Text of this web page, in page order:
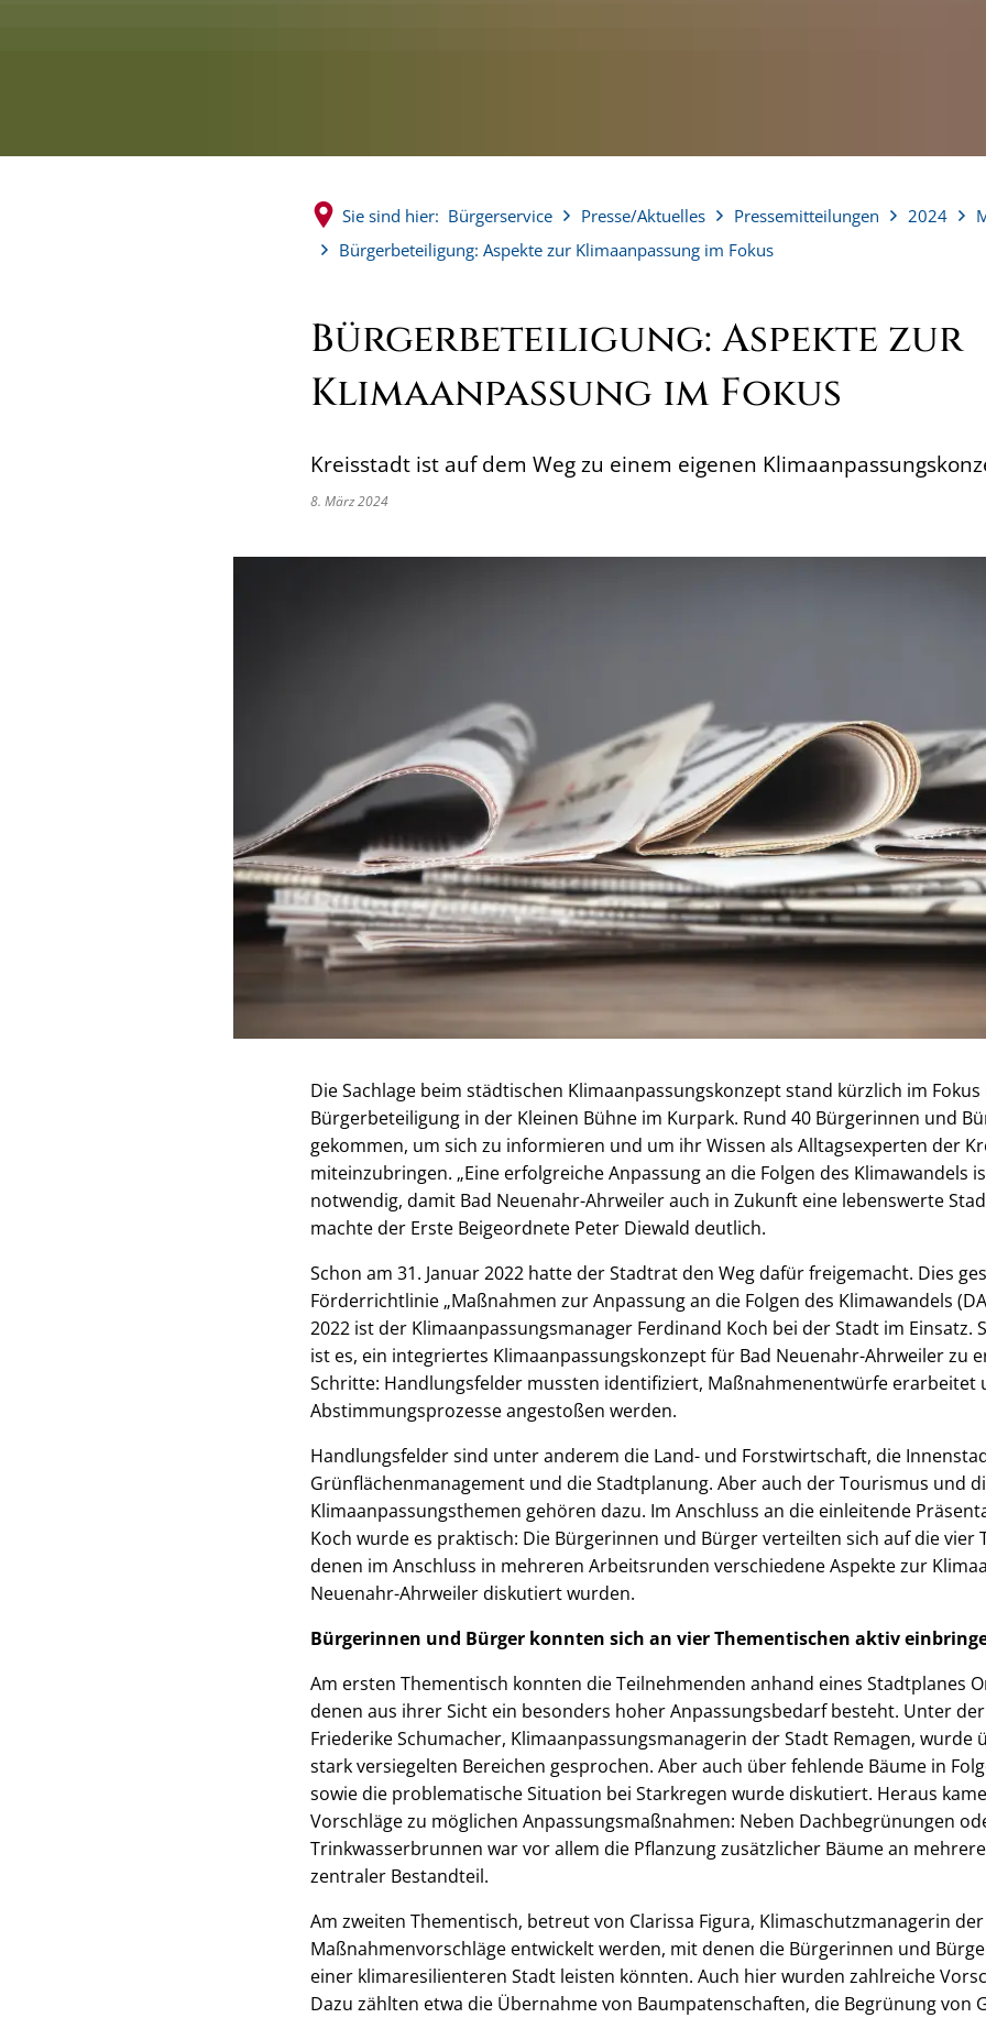
Sie sind hier: Bürgerservice Presse/Aktuelles Pressemitteilungen 2024
Bürgerbeteiligung: Aspekte zur Klimaanpassung im Fokus
Bürgerbeteiligung: Aspekte zur
Klimaanpassung im Fokus
Kreisstadt ist auf dem Weg zu einem eigenen
8. März 2024
Die Sachlage beim städtischen Klimaanpassungskonzept stand kürzlich im
Bürgerbeteiligung in der Kleinen Bühne im Kurpark. Rund 40 Bürgerinnen und
gekommen, um sich zu informieren und um ihr Wissen als Alltagsexperten der
miteinzubringen. „Eine erfolgreiche Anpassung an die Folgen des Klimawandels
notwendig, damit Bad Neuenahr-Ahrweiler auch in Zukunft eine lebenswerte
machte der Erste Beigeordnete Peter Diewald deutlich.
Schon am 31. Januar 2022 hatte der Stadtrat den Weg dafür freigemacht. Dies
Förderrichtlinie „Maßnahmen zur Anpassung an die Folgen des Klimawandels
2022 ist der Klimaanpassungsmanager Ferdinand Koch bei der Stadt im Einsatz.
ist es, ein integriertes Klimaanpassungskonzept für Bad Neuenahr-Ahrweiler zu
Schritte: Handlungsfelder mussten identifiziert, Maßnahmenentwürfe erarbeitet
Abstimmungsprozesse angestoßen werden.
Handlungsfelder sind unter anderem die Land- und Forstwirtschaft, die
Grünflächenmanagement und die Stadtplanung. Aber auch der Tourismus und
Klimaanpassungsthemen gehören dazu. Im Anschluss an die einleitende
Koch wurde es praktisch: Die Bürgerinnen und Bürger verteilten sich auf die vier
denen im Anschluss in mehreren Arbeitsrunden verschiedene Aspekte zur
Neuenahr-Ahrweiler diskutiert wurden.
Bürgerinnen und Bürger konnten sich an vier Thementischen aktiv
Am ersten Thementisch konnten die Teilnehmenden anhand eines Stadtplanes
denen aus ihrer Sicht ein besonders hoher Anpassungsbedarf besteht. Unter
Friederike Schumacher, Klimaanpassungsmanagerin der Stadt Remagen, wurde
stark versiegelten Bereichen gesprochen. Aber auch über fehlende Bäume in
sowie die problematische Situation bei Starkregen wurde diskutiert. Heraus
Vorschläge zu möglichen Anpassungsmaßnahmen: Neben Dachbegrünungen
Trinkwasserbrunnen war vor allem die Pflanzung zusätzlicher Bäume an
zentraler Bestandteil.
Am zweiten Thementisch, betreut von Clarissa Figura, Klimaschutzmanagerin
Maßnahmenvorschläge entwickelt werden, mit denen die Bürgerinnen und
einer klimaresilienteren Stadt leisten könnten. Auch hier wurden zahlreiche
Dazu zählten etwa die Übernahme von Baumpatenschaften, die Begrünung von